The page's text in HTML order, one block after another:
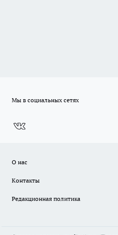
Мы в социальных сетях
О нас
Контакты
Редакционная политика